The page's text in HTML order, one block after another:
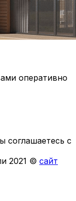
оперативно
соглашаетесь с
2021 © сайт